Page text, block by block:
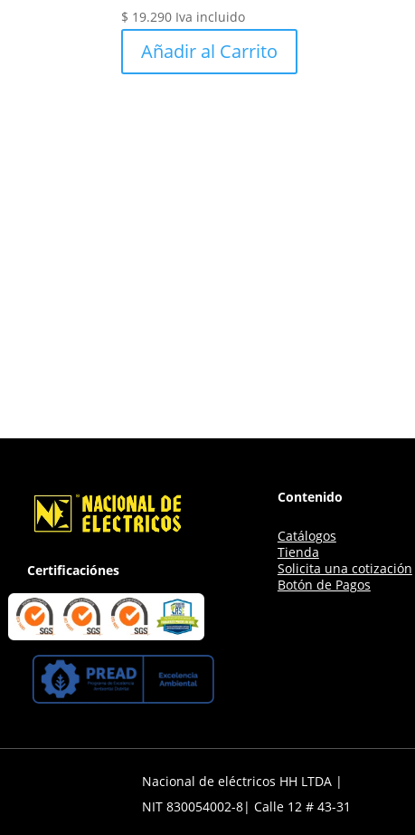
$ 19.290 Iva incluido
Añadir al Carrito
Certificaciónes
Contenido
Catálogos
Tienda
Solicita una cotización
Botón de Pagos
Nacional de eléctricos HH LTDA |
NIT 830054002-8| Calle 12 # 43-31